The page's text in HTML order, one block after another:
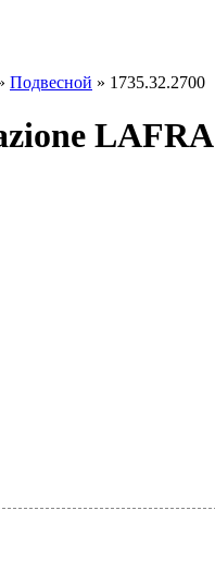
Подвесной » 1735.32.2700
LAFRA